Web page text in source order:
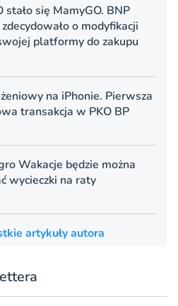
stało się MamyGO. BNP
o modyfikacji
platformy do zakupu
na iPhonie. Pierwsza
transakcja w PKO BP
Wakacje będzie można
wycieczki na raty
artykuły autora